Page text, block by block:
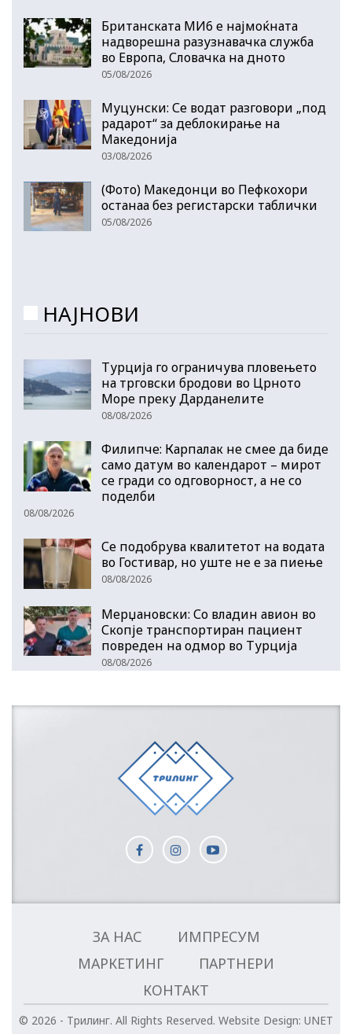
Британската МИ6 е најмоќната
надворешна разузнавачка служба
во Европа, Словачка на дното
05/08/2026
Муцунски: Се водат разговори „под
радарот“ за деблокирање на
Македонија
03/08/2026
(Фото) Македонци во Пефкохори
останаа без регистарски таблички
05/08/2026
НАЈНОВИ
Турција го ограничува пловењето
на трговски бродови во Црното
Море преку Дарданелите
08/08/2026
Филипче: Карпалак не смее да биде
само датум во календарот – мирот
се гради со одговорност, а не со
поделби
08/08/2026
Се подобрува квалитетот на водата
во Гостивар, но уште не е за пиење
08/08/2026
Мерџановски: Со владин авион во
Скопје транспортиран пациент
повреден на одмор во Турција
08/08/2026
ЗА НАС
ИМПРЕСУМ
МАРКЕТИНГ
ПАРТНЕРИ
КОНТАКТ
© 2026 - Трилинг. All Rights Reserved. Website Design: UNET